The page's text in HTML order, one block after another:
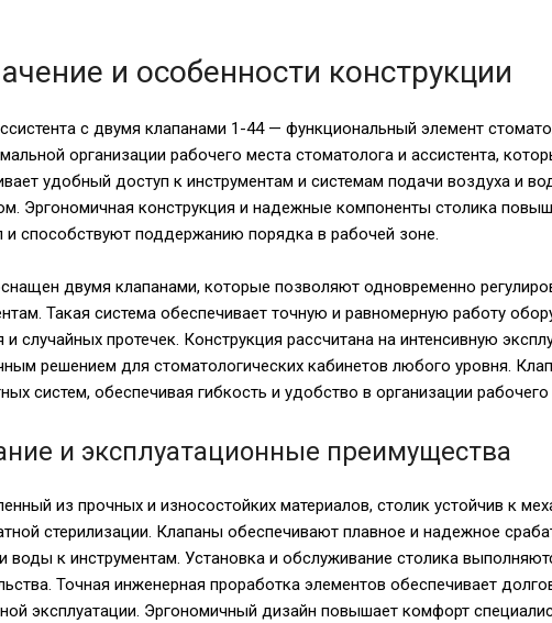
и особенности конструкции
с двумя клапанами 1-44 — функциональный элемент
организации рабочего места стоматолога и ассистента,
удобный доступ к инструментам и системам подачи воздуха и
Эргономичная конструкция и надежные компоненты столика
и способствуют поддержанию порядка в рабочей зоне.
двумя клапанами, которые позволяют одновременно
Такая система обеспечивает точную и равномерную работу
и случайных протечек. Конструкция рассчитана на интенсивную
решением для стоматологических кабинетов любого уровня.
систем, обеспечивая гибкость и удобство в организации рабочего
и эксплуатационные преимущества
из прочных и износостойких материалов, столик устойчив к
стерилизации. Клапаны обеспечивают плавное и надежное
воды к инструментам. Установка и обслуживание столика
Точная инженерная проработка элементов обеспечивает
эксплуатации. Эргономичный дизайн повышает комфорт